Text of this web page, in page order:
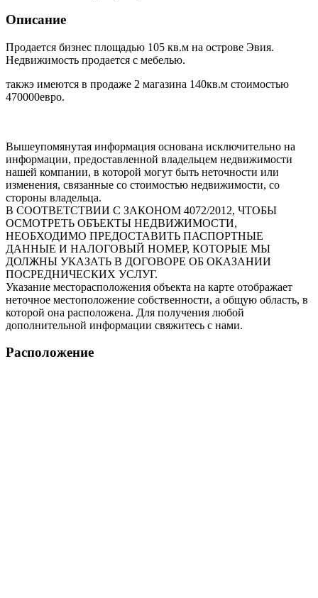
Описание
Продается бизнес площадью 105 кв.м на острове Эвия.
Недвижимость продается с мебелью.
такжэ имеются в продаже 2 магазина 140кв.м стоимостью
470000евро.
Вышеупомянутая информация основана исключительно на
информации, предоставленной владельцем недвижимости
нашей компании, в которой могут быть неточности или
изменения, связанные со стоимостью недвижимости, со
стороны владельца.
В СООТВЕТСТВИИ С ЗАКОНОМ 4072/2012, ЧТОБЫ
ОСМОТРЕТЬ ОБЪЕКТЫ НЕДВИЖИМОСТИ,
НЕОБХОДИМО ПРЕДОСТАВИТЬ ПАСПОРТНЫЕ
ДАННЫЕ И НАЛОГОВЫЙ НОМЕР, КОТОРЫЕ МЫ
ДОЛЖНЫ УКАЗАТЬ В ДОГОВОРЕ ОБ ОКАЗАНИИ
ПОСРЕДНИЧЕСКИХ УСЛУГ.
Указание месторасположения объекта на карте отображает
неточное местоположение собственности, а общую область, в
которой она расположена. Для получения любой
дополнительной информации свяжитесь с нами.
Расположение